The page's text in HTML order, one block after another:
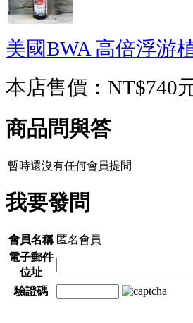
美國BWA 高倍浮游
本店售價： NT$740
商品問與答
暫時還沒有任何會員提問
我要發問
會員名稱 匿名會員
電子郵件
位址
驗證碼